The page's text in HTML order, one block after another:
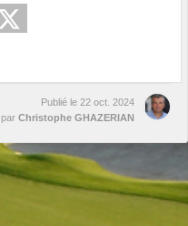
Publié le 22 oct. 2024
par Christophe GHAZERIAN